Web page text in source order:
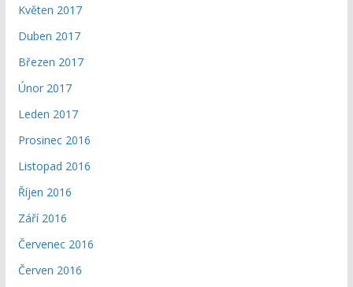
Květen 2017
Duben 2017
Březen 2017
Únor 2017
Leden 2017
Prosinec 2016
Listopad 2016
Říjen 2016
Září 2016
Červenec 2016
Červen 2016